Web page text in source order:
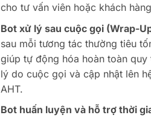
cho tư vấn viên hoặc khách
Bot xử lý sau cuộc gọi (Wrap-
sau mỗi tương tác thường tiêu
giúp tự động hóa hoàn toàn
lý do cuộc gọi và cập nhật lên
AHT.
Bot huấn luyện và hỗ trợ thời